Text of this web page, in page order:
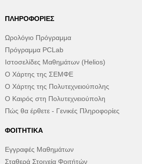
ΠΛΗΡΟΦΟΡΊΕΣ
Ωρολόγιο Πρόγραμμα
Πρόγραμμα PCLab
Ιστοσελίδες Μαθημάτων (Helios)
Ο Χάρτης της ΣΕΜΦΕ
Ο Χάρτης της Πολυτεχνειούπολης
Ο Καιρός στη Πολυτεχνειούπολη
Πώς θα έρθετε - Γενικές Πληροφορίες
ΦΟΙΤΗΤΙΚΆ
Εγγραφές Μαθημάτων
Σταθερά Στοιχεία Φοιτήτών